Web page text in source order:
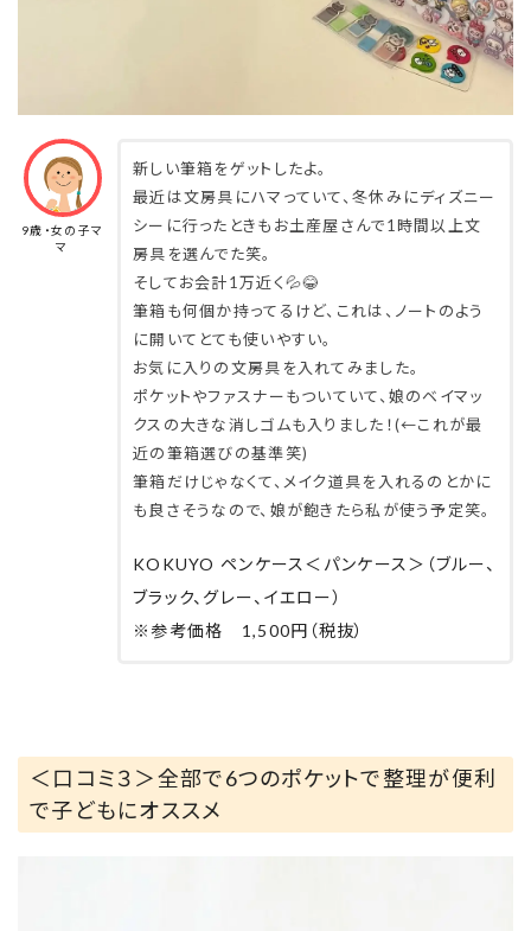
メイクポーチとして使ってもOK🙆👝
通帳サイズくらいの物が入るので
9歳・女の子マ
マ
新しい筆箱をゲットしたよ。
最近は文房具にハマっていて、冬休みにディズニー
シーに行ったときもお土産屋さんで1時間以上文
房具を選んでた笑。
そしてお会計1万近く💦😂
筆箱も何個か持ってるけど、これは、ノートのよう
に開いてとても使いやすい。
お気に入りの文房具を入れてみました。
ポケットやファスナーもついていて、娘のベイマッ
クスの大きな消しゴムも入りました！(←これが最
近の筆箱選びの基準笑)
筆箱だけじゃなくて、メイク道具を入れるのとかに
も良さそうなので、娘が飽きたら私が使う予定笑。
KOKUYO ペンケース＜パンケース＞（ブルー、
ブラック、グレー、イエロー）
※参考価格 1,500円（税抜）
＜口コミ３＞全部で6つのポケットで整理が便利
で子どもにオススメ